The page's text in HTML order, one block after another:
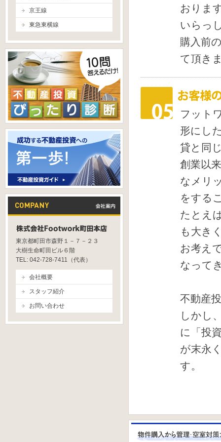
おりま
いらっ
購入前
て頂き
フット
形にし
貸と同
創業以
なメリ
をする
たとえ
も大き
お考え
なって
不動産
しかし
に「投
が末永
す。
京王線
東急東横線
東京都町田市森野１－７－２３
大樹生命町田ビル６階
TEL: 042-728-7411（代表）
会社概要
スタッフ紹介
お問い合わせ